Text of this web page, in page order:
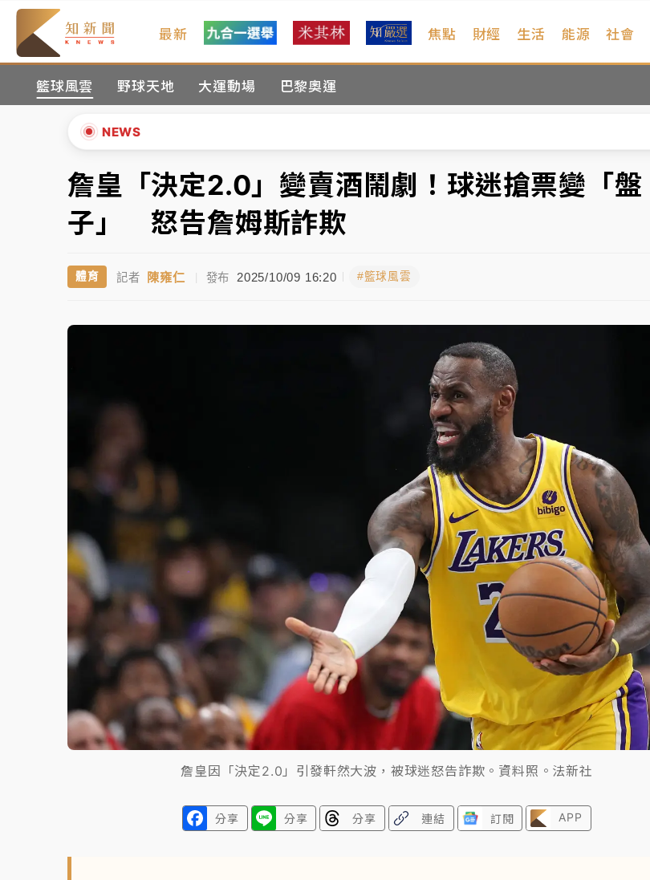
最新 焦點 財經 生活 能源 社會
籃球風雲 野球天地 大運動場 巴黎奧運
NEWS
中颱白海豚進逼！台北喜來登圍籬傾倒砸傷人 民權西路鷹架倒塌壓2車
有片｜ 白海豚暴風圈逼近！新北淡水赫見龍捲風 榕樹連根拔起
中颱白海豚風雨來了！中部以北防豪雨 今晚、明天影響最劇烈
白海豚逼近！北市水門只出不進 未移置車輛最高罰4800＋拖吊費
中颱白海豚進逼！台北喜來登圍籬傾倒砸傷人 民權西路鷹架倒塌壓2車
中颱白海豚風雨來了！中部以北防豪雨 今晚、明天影響最劇烈
白海豚逼近！北市水門只出不進 未移置車輛最高罰4800＋拖吊費
▲
▼
詹皇「決定2.0」變賣酒鬧劇！球迷搶票變「盤
子」 怒告詹姆斯詐欺
體育 記者 陳雍仁 | 發布 2025/10/09 16:20 #籃球風雲
詹皇因「決定2.0」引發軒然大波，被球迷怒告詐欺。資料照。法新社
分享 分享 分享 連結 訂閱 APP